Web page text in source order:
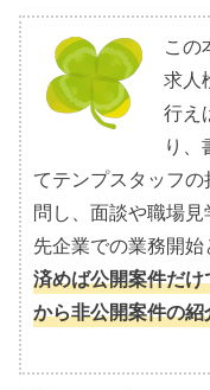
この
求人
行え
り、
てテンプスタッフ
問し、面談や職場
先企業での業務開
済めば公開案件だ
から非公開案件の